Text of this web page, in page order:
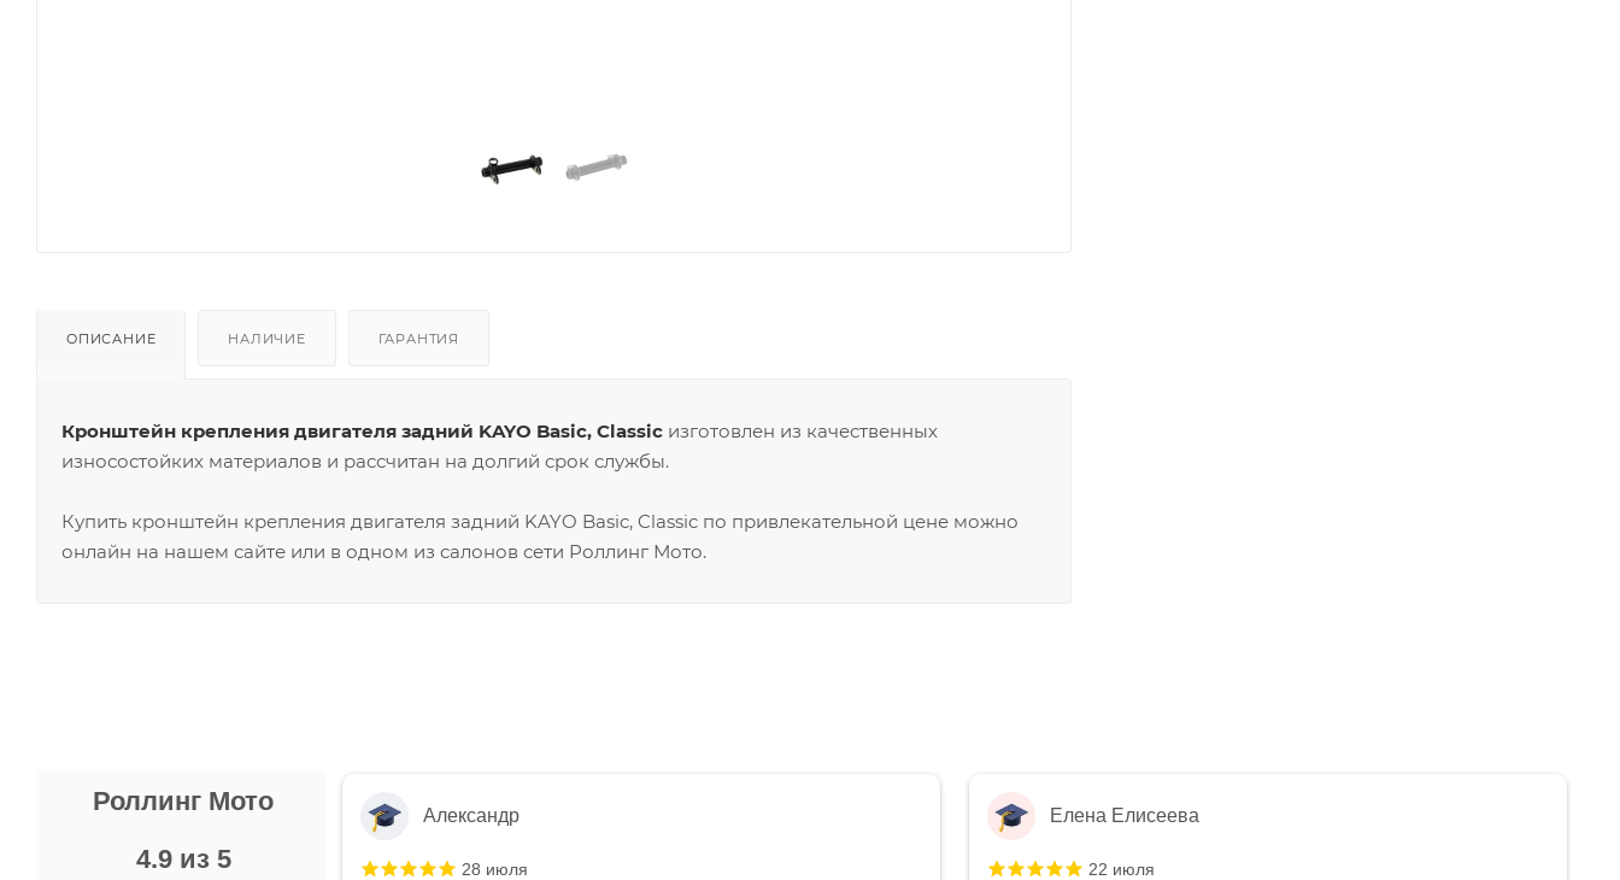
ОПИСАНИЕ НАЛИЧИЕ ГАРАНТИЯ
Кронштейн крепления двигателя задний KAYO Basic, Classic изготовлен из качественных
износостойких материалов и рассчитан на долгий срок службы.
Купить кронштейн крепления двигателя задний KAYO Basic, Classic по привлекательной цене можно
онлайн на нашем сайте или в одном из салонов сети Роллинг Мото.
Роллинг Мото
4.9 из 5
Александр
28 июля
Елена Елисеева
22 июля